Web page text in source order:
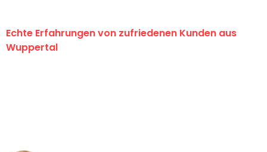
Echte Erfahrungen von zufriedenen Kunden aus
Wuppertal